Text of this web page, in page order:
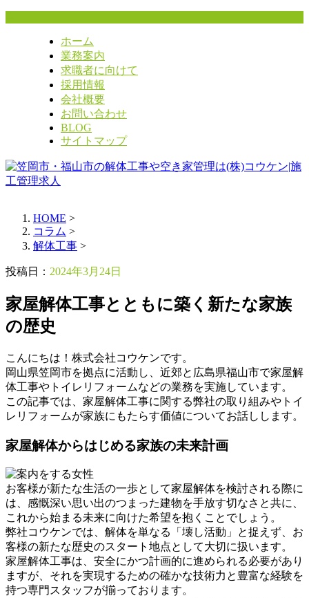
ホーム
業務案内
求職者に向けて
採用情報
会社概要
お問い合わせ
BLOG
サイトマップ
HOME >
コラム >
解体工事 >
投稿日： 2024年3月24日
家屋解体工事とともに築く新たな家族
の歴史
こんにちは！株式会社コウケンです。
岡山県笠岡市を拠点に活動し、近郊と広島県福山市で家屋解
体工事やトイレリフォームなどの業務を実施しています。
この記事では、家屋解体工事に関する弊社の取り組みやトイ
レリフォームが家族にもたらす価値についてお話しします。
家屋解体からはじめる家族の未来計画
お客様が新たな生活の一歩として家屋解体を検討される際に
は、感慨深い思い出のつまった建物を手放す切なさと共に、
これから始まる未来に向けた希望を抱くことでしょう。
弊社コウケンでは、解体を単なる「壊し活動」と捉えず、お
客様の新たな歴史のスタート地点として大切に扱います。
家屋解体工事は、安全にかつ計画的に進められる必要があり
ますが、それを実現するための確かな技術力と豊富な経験を
持つ専門スタッフが揃っております。